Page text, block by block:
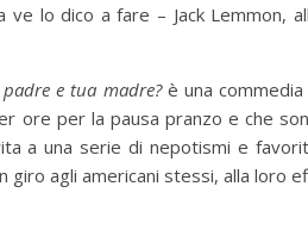
lo dico a fare – Jack Lemmon,
e tua madre?è una commedia
ore per la pausa pranzo e che
a una serie di nepotismi e
giro agli americani stessi, alla loro